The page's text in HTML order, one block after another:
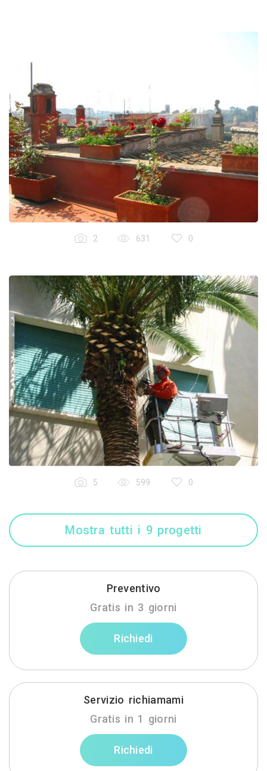
2 631 0
5 599 0
Mostra tutti i 9 progetti
Preventivo
Gratis in 3 giorni
Richiedi
Servizio richiamami
Gratis in 1 giorni
Richiedi